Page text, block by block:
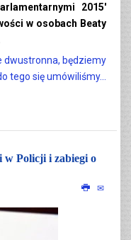
2015'
w osobach Beaty
dwustronna, będziemy
tego się umówiliśmy...
w Policji i zabiegi o